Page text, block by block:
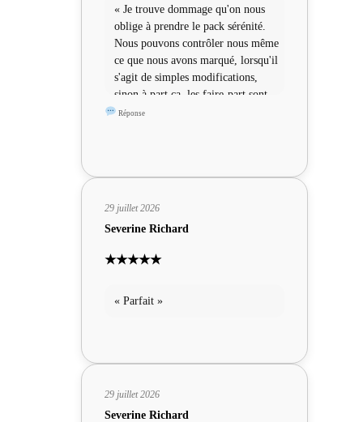
« Je trouve dommage qu'on nous
oblige à prendre le pack sérénité.
Nous pouvons contrôler nous même
ce que nous avons marqué, lorsqu'il
s'agit de simples modifications,
sinon à part ça, les faire-part sont
sympas »
Réponse
29 juillet 2026
Severine Richard
★★★★★
« Parfait »
29 juillet 2026
Severine Richard